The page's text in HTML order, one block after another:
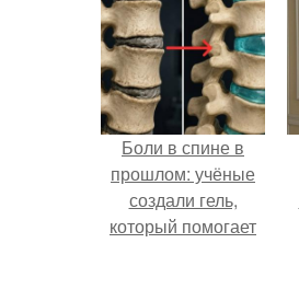
Боли в спине в
прошлом: учёные
создали гель,
который помогает